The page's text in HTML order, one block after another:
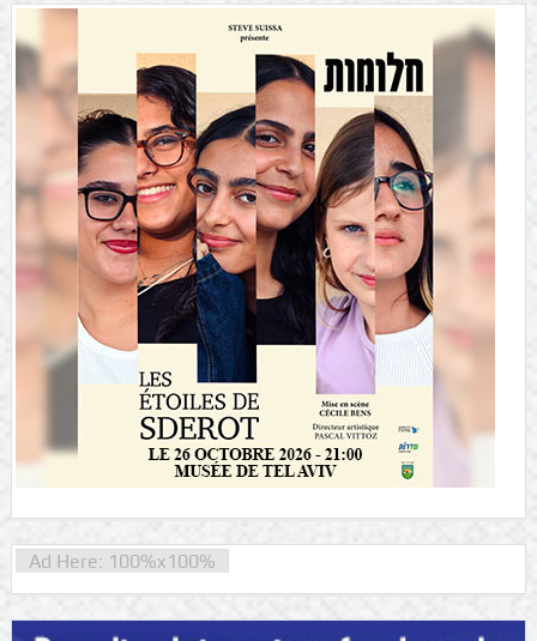
Ad Here: 100%x100%